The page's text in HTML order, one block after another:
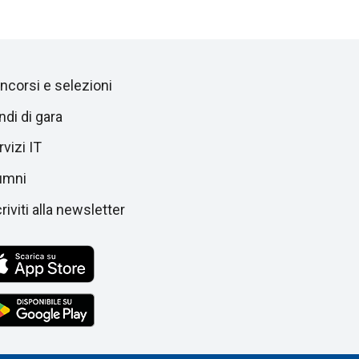
e selezioni
di gara
IT
alla newsletter